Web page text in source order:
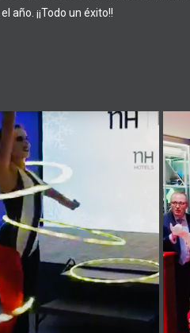
año. ¡¡Todo un éxito!!